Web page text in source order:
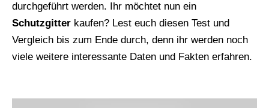
durchgeführt werden. Ihr möchtet nun ein
Schutzgitter kaufen? Lest euch diesen Test und
Vergleich bis zum Ende durch, denn ihr werden noch
viele weitere interessante Daten und Fakten erfahren.